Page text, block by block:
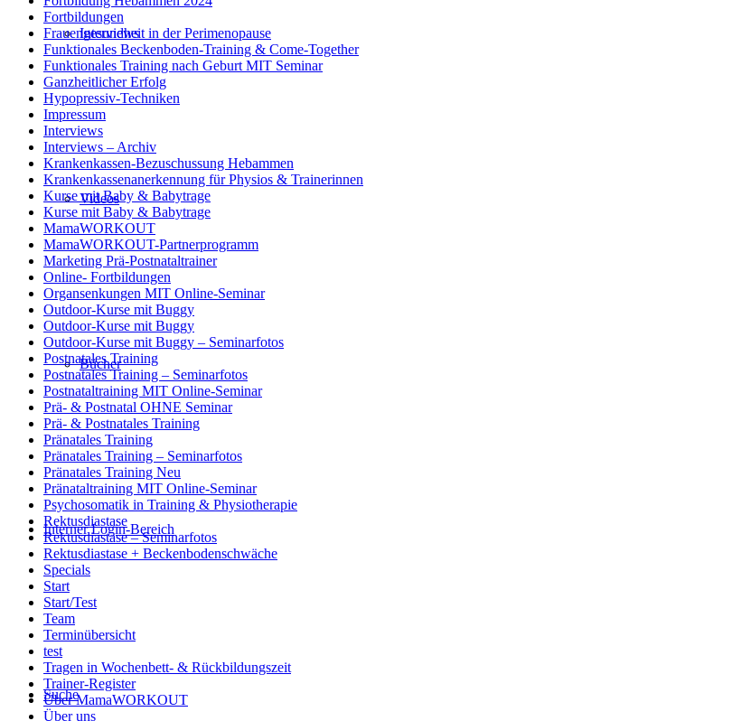
Interviews
Videos
Bücher
Interner Login-Bereich
Suche
Fortbildungen
Frauengesundheit in der Perimenopause
Funktionales Beckenboden-Training & Come-Together
Funktionales Training nach Geburt MIT Seminar
Ganzheitlicher Erfolg
Hypopressiv-Techniken
Impressum
Interviews
Interviews – Archiv
Krankenkassen-Bezuschussung Hebammen
Krankenkassenanerkennung für Physios & Trainerinnen
Kurse mit Baby & Babytrage
Kurse mit Baby & Babytrage
MamaWORKOUT
MamaWORKOUT-Partnerprogramm
Marketing Prä-Postnataltrainer
Online- Fortbildungen
Organsenkungen MIT Online-Seminar
Outdoor-Kurse mit Buggy
Outdoor-Kurse mit Buggy
Outdoor-Kurse mit Buggy – Seminarfotos
Postnatales Training
Postnatales Training – Seminarfotos
Postnataltraining MIT Online-Seminar
Prä- & Postnatal OHNE Seminar
Prä- & Postnatales Training
Pränatales Training
Pränatales Training – Seminarfotos
Pränatales Training Neu
Pränataltraining MIT Online-Seminar
Psychosomatik in Training & Physiotherapie
Rektusdiastase
Rektusdiastase – Seminarfotos
Rektusdiastase + Beckenbodenschwäche
Specials
Start
Start/Test
Team
Terminübersicht
test
Tragen in Wochenbett- & Rückbildungszeit
Trainer-Register
Über MamaWORKOUT
Über uns